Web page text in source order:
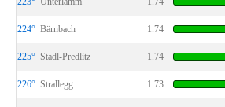
224° Bärnbach 1.74
225° Stadl-Predlitz 1.74
226° Strallegg 1.73